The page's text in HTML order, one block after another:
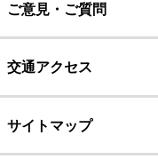
ご意見・ご質問
交通アクセス
サイトマップ